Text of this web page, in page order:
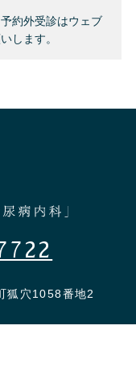
約外受診はウェブ
します。
狐穴1058番地2